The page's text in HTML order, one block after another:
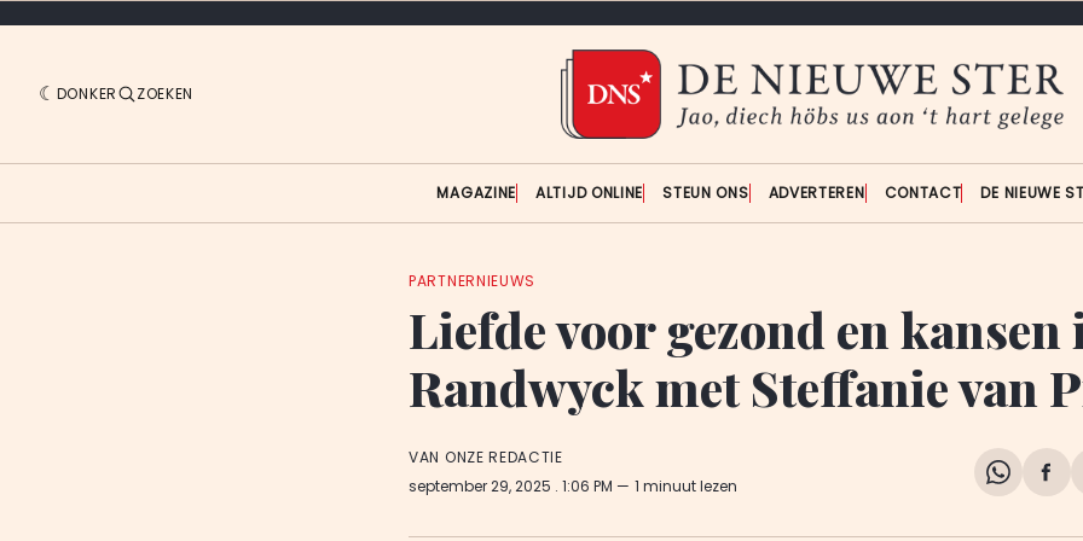
DONKER ZOEKEN
MAGAZINE ALTIJD ONLINE STEUN ONS ADVERTEREN CONTACT DE NIEUWE
PARTNERNIEUWS
Liefde voor gezond en kansen
Randwyck met Steffanie van
VAN ONZE REDACTIE
september 29, 2025 . 1:06 PM 1 minuut lezen
Share